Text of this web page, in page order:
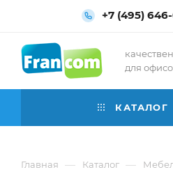
+7 (495)
для
КАТАЛОГ
Главная — Каталог —